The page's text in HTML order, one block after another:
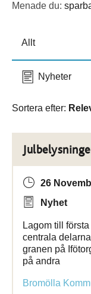
Menade du:
Allt
Nyheter
Sortera efter:
26
Nyhet
Lagom till
centrala
granen på
på andra
Bromölla